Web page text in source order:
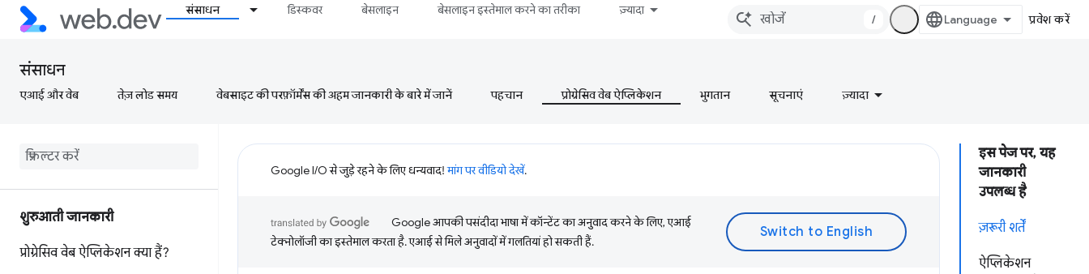
संसाधन डिस्कवर बेसलाइन बेसलाइन इस्तेमाल करने का तरीका ज़्यादा
/ प्रवेश करें
संसाधन
एआई और वेब तेज़ लोड समय वेबसाइट की परफ़ॉर्मेंस की अहम जानकारी के बारे में जानें पहचान प्रोग्रेसिव वेब ऐप्लिकेशन भुगतान सूचनाएं ज़्यादा
शुरुआती जानकारी
प्रोग्रेसिव वेब ऐप्लिकेशन क्या हैं?
इस पेज पर, यह
जानकारी
उपलब्ध है
ज़रूरी शर्तें
ऐप्लिकेशन
Google I/O से जुड़े रहने के लिए धन्यवाद!मांग पर वीडियो देखें.
Google आपकी पसंदीदा भाषा में कॉन्टेंट का अनुवाद करने के लिए, एआई
टेक्नोलॉजी का इस्तेमाल करता है. एआई से मिले अनुवादों में गलतियां हो सकती हैं.